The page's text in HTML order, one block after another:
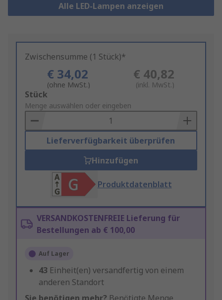
Alle LED-Lampen anzeigen
Zwischensumme (1 Stück)*
€ 34,02
(ohne MwSt.)
€ 40,82
(inkl. MwSt.)
Add
to
Basket
Stück
Menge auswählen oder eingeben
Lieferverfügbarkeit überprüfen
Hinzufügen
Produktdatenblatt
VERSANDKOSTENFREIE Lieferung für
Bestellungen ab € 100,00
Auf Lager
43 Einheit(en) versandfertig von einem
anderen Standort